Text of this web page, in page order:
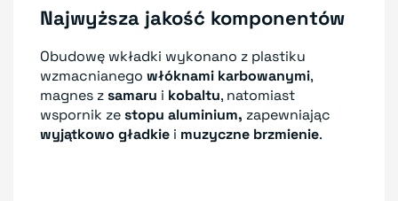
Najwyższa jakość komponentów
Obudowę wkładki wykonano z plastiku
wzmacnianego włóknami karbowanymi,
magnes zsamaru i kobaltu, natomiast
wspornik zestopu aluminium, zapewniając
wyjątkowo gładkie i muzyczne brzmienie.